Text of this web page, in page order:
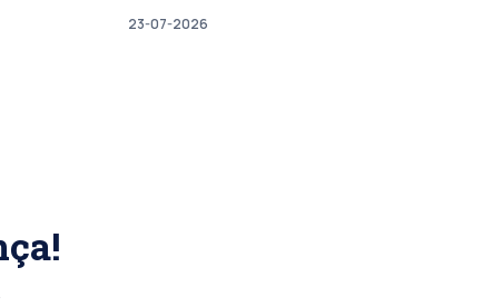
23-07-2026